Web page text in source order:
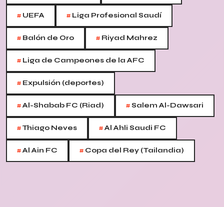
# UEFA # Liga Profesional Saudí
# Balón de Oro # Riyad Mahrez
# Liga de Campeones de la AFC
# Expulsión (deportes)
#Al-Shabab FC (Riad) #Salem Al-Dawsari
#Thiago Neves #Al Ahli Saudi FC
#Al Ain FC # Copa del Rey (Tailandia)